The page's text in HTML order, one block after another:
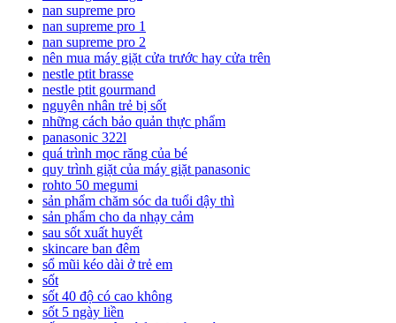
nan supreme pro
nan supreme pro 1
nan supreme pro 2
nên mua máy giặt cửa trước hay cửa trên
nestle ptit brasse
nestle ptit gourmand
nguyên nhân trẻ bị sốt
những cách bảo quản thực phẩm
panasonic 322l
quá trình mọc răng của bé
quy trình giặt của máy giặt panasonic
rohto 50 megumi
sản phẩm chăm sóc da tuổi dậy thì
sản phẩm cho da nhạy cảm
sau sốt xuất huyết
skincare ban đêm
sổ mũi kéo dài ở trẻ em
sốt
sốt 40 độ có cao không
sốt 5 ngày liền